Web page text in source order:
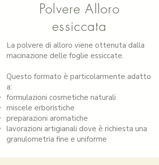
Polvere Alloro
essiccata
La polvere di alloro viene ottenuta dalla
macinazione delle foglie essiccate.
Questo formato è particolarmente adatto
a:
formulazioni cosmetiche naturali
miscele erboristiche
preparazioni aromatiche
lavorazioni artigianali dove è richiesta una
granulometria fine e uniforme